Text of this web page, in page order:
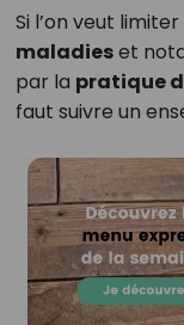
Si l’on veut
maladieset
par la pratique
faut suivre un